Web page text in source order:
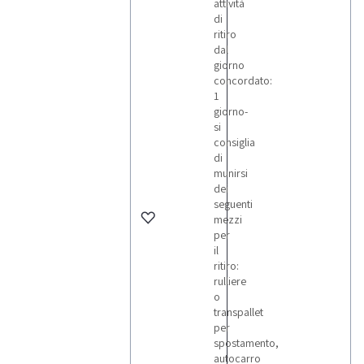
attività
di
ritiro
dal
giorno
concordato:
1
giorno-
si
consiglia
di
munirsi
dei
seguenti
mezzi
per
il
ritiro:
rulliere
o
transpallet
per
spostamento,
autocarro